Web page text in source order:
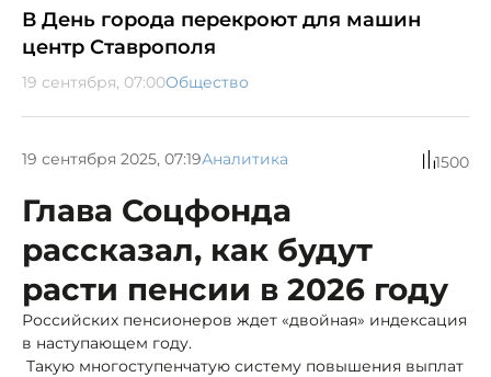
В День города перекроют для машин
центр Ставрополя
19 сентября, 07:00Общество
19 сентября 2025, 07:19Аналитика 1500
Глава Соцфонда
рассказал, как будут
расти пенсии в 2026 году
Российских пенсионеров ждет «двойная» индексация
в наступающем году.
Такую многоступенчатую систему повышения выплат